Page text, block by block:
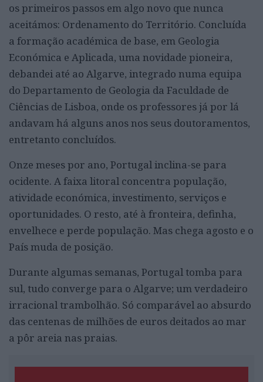
os primeiros passos em algo novo que nunca
aceitámos: Ordenamento do Território. Concluída
a formação académica de base, em Geologia
Económica e Aplicada, uma novidade pioneira,
debandei até ao Algarve, integrado numa equipa
do Departamento de Geologia da Faculdade de
Ciências de Lisboa, onde os professores já por lá
andavam há alguns anos nos seus doutoramentos,
entretanto concluídos.
Onze meses por ano, Portugal inclina-se para
ocidente. A faixa litoral concentra população,
atividade económica, investimento, serviços e
oportunidades. O resto, até à fronteira, definha,
envelhece e perde população. Mas chega agosto e o
País muda de posição.
Durante algumas semanas, Portugal tomba para
sul, tudo converge para o Algarve; um verdadeiro
irracional trambolhão. Só comparável ao absurdo
das centenas de milhões de euros deitados ao mar
a pôr areia nas praias.